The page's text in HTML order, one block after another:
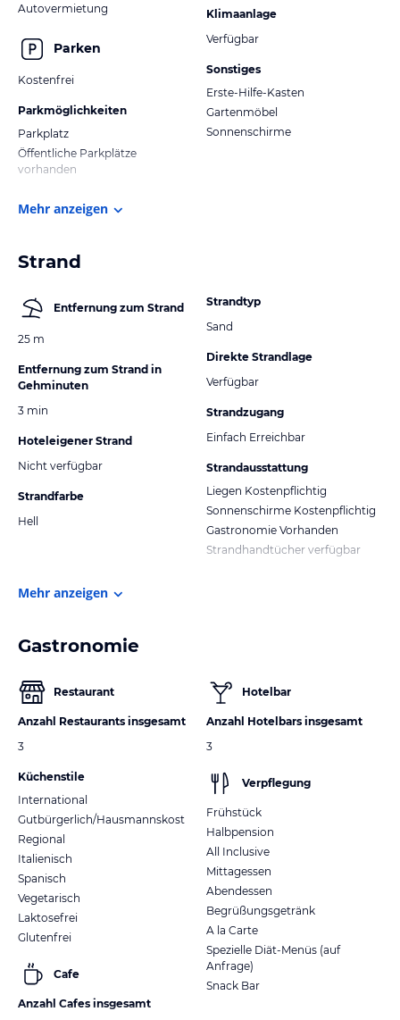
Autovermietung
Parken
Kostenfrei
Parkmöglichkeiten
Parkplatz
Öffentliche Parkplätze
vorhanden
Klimaanlage
Verfügbar
Sonstiges
Erste-Hilfe-Kasten
Gartenmöbel
Sonnenschirme
Mehr anzeigen
Strand
Entfernung zum Strand
25 m
Entfernung zum Strand in
Gehminuten
3 min
Hoteleigener Strand
Nicht verfügbar
Strandfarbe
Hell
Strandtyp
Sand
Direkte Strandlage
Verfügbar
Strandzugang
Einfach Erreichbar
Strandausstattung
Liegen Kostenpflichtig
Sonnenschirme Kostenpflichtig
Gastronomie Vorhanden
Strandhandtücher verfügbar
Mehr anzeigen
Gastronomie
Restaurant
Anzahl Restaurants insgesamt
3
Küchenstile
International
Gutbürgerlich/Hausmannskost
Regional
Italienisch
Spanisch
Vegetarisch
Laktosefrei
Glutenfrei
Cafe
Anzahl Cafes insgesamt
Hotelbar
Anzahl Hotelbars insgesamt
3
Verpflegung
Frühstück
Halbpension
All Inclusive
Mittagessen
Abendessen
Begrüßungsgetränk
A la Carte
Spezielle Diät-Menüs (auf
Anfrage)
Snack Bar